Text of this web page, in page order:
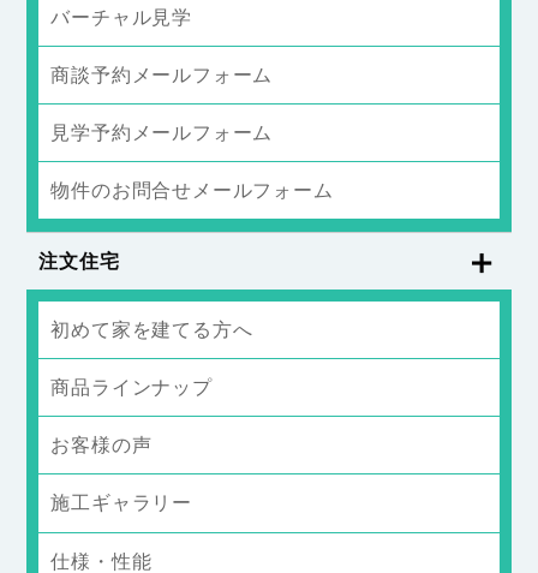
バーチャル見学
商談予約メールフォーム
見学予約メールフォーム
物件のお問合せメールフォーム
注文住宅
初めて家を建てる方へ
商品ラインナップ
お客様の声
施工ギャラリー
仕様・性能